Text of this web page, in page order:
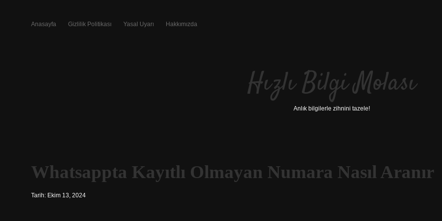
Anasayfa Gizlilik Politikası Yasal Uyarı Hakkımızda
Hızlı Bilgi Molası
Anlık bilgilerle zihnini tazele!
Whatsappta Kayıtlı Olmayan Numara Nasıl Aranır
Tarih: Ekim 13, 2024